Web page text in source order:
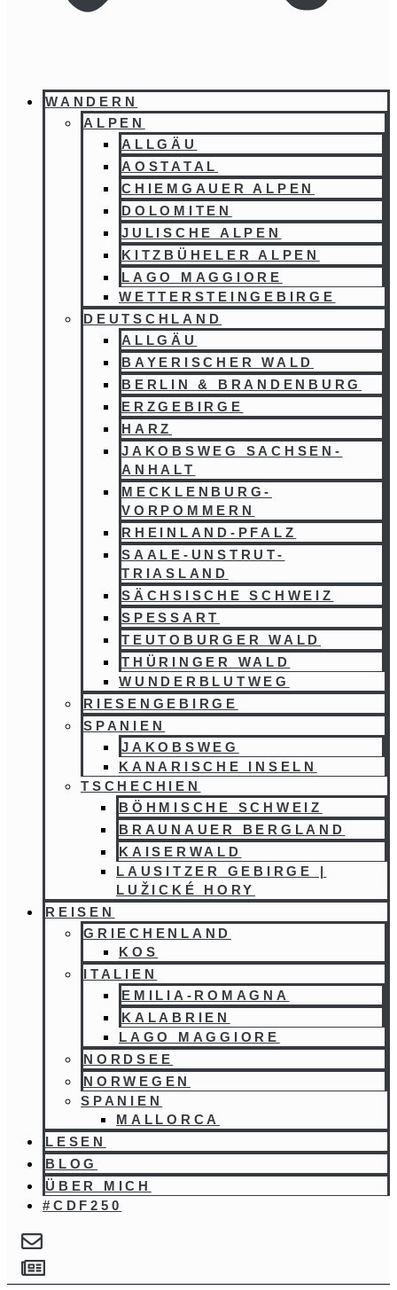
WANDERN
ALPEN
ALLGÄU
AOSTATAL
CHIEMGAUER ALPEN
DOLOMITEN
JULISCHE ALPEN
KITZBÜHELER ALPEN
LAGO MAGGIORE
WETTERSTEINGEBIRGE
DEUTSCHLAND
ALLGÄU
BAYERISCHER WALD
BERLIN & BRANDENBURG
ERZGEBIRGE
HARZ
JAKOBSWEG SACHSEN-
ANHALT
MECKLENBURG-
VORPOMMERN
RHEINLAND-PFALZ
SAALE-UNSTRUT-
TRIASLAND
SÄCHSISCHE SCHWEIZ
SPESSART
TEUTOBURGER WALD
THÜRINGER WALD
WUNDERBLUTWEG
RIESENGEBIRGE
SPANIEN
JAKOBSWEG
KANARISCHE INSELN
TSCHECHIEN
BÖHMISCHE SCHWEIZ
BRAUNAUER BERGLAND
KAISERWALD
LAUSITZER GEBIRGE |
LUŽICKÉ HORY
REISEN
GRIECHENLAND
KOS
ITALIEN
EMILIA-ROMAGNA
KALABRIEN
LAGO MAGGIORE
NORDSEE
NORWEGEN
SPANIEN
MALLORCA
LESEN
BLOG
ÜBER MICH
#CDF250